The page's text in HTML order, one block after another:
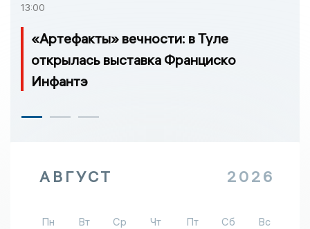
13:00
«Артефакты» вечности: в Туле
открылась выставка Франциско
Инфантэ
АВГУСТ 2026
Пн Вт Ср Чт Пт Сб
Вс